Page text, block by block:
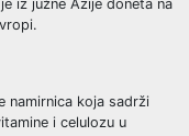
iz južne Azije doneta na
namirnica koja sadrži
i celulozu u